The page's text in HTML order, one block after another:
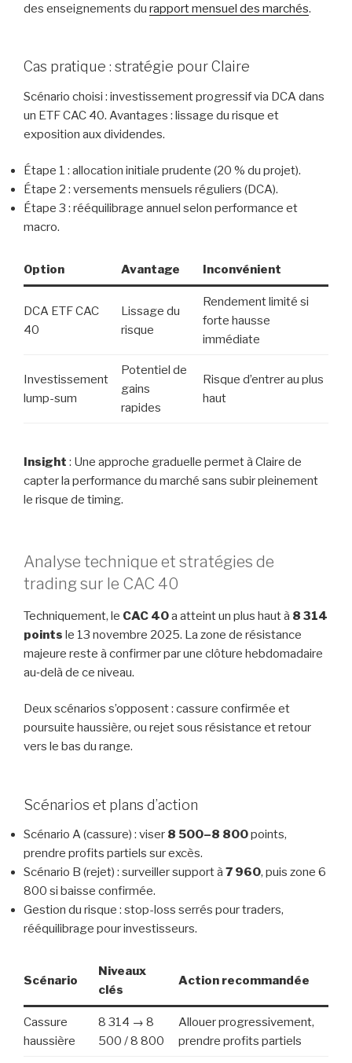
des enseignements du rapport mensuel des marchés.
Cas pratique : stratégie pour Claire
Scénario choisi : investissement progressif via DCA dans
un ETF CAC 40. Avantages : lissage du risque et
exposition aux dividendes.
Étape 1 : allocation initiale prudente (20 % du projet).
Étape 2 : versements mensuels réguliers (DCA).
Étape 3 : rééquilibrage annuel selon performance et
macro.
Option Avantage Inconvénient
DCA ETF CAC
40
Lissage du
risque
Rendement limité si
forte hausse
immédiate
Investissement
lump-sum
Potentiel de
gains
rapides
Risque d’entrer au plus
haut
Insight : Une approche graduelle permet à Claire de
capter la performance du marché sans subir pleinement
le risque de timing.
Analyse technique et stratégies de
trading sur le CAC 40
Techniquement, le CAC 40a atteint un plus haut à 8 314
points le 13 novembre 2025. La zone de résistance
majeure reste à confirmer par une clôture hebdomadaire
au‑delà de ce niveau.
Deux scénarios s’opposent : cassure confirmée et
poursuite haussière, ou rejet sous résistance et retour
vers le bas du range.
Scénarios et plans d’action
Scénario A (cassure) : viser 8 500–8 800points,
prendre profits partiels sur excès.
Scénario B (rejet) : surveiller support à 7 960, puis zone 6
800 si baisse confirmée.
Gestion du risque : stop-loss serrés pour traders,
rééquilibrage pour investisseurs.
Scénario
Niveaux
clés
Action recommandée
Cassure
haussière
8 314 → 8
500 / 8 800
Allouer progressivement,
prendre profits partiels